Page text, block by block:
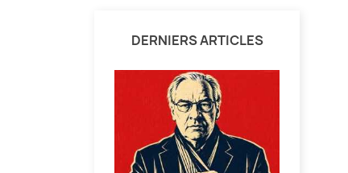
DERNIERS ARTICLES